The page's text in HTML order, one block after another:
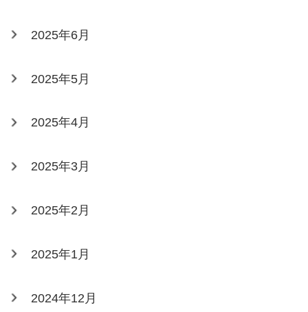
2025年6月
2025年5月
2025年4月
2025年3月
2025年2月
2025年1月
2024年12月